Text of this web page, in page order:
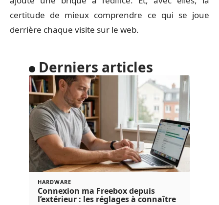
certitude de mieux comprendre ce qui se joue
derrière chaque visite sur le web.
Derniers articles
HARDWARE
Connexion ma Freebox depuis
l’extérieur : les réglages à connaître